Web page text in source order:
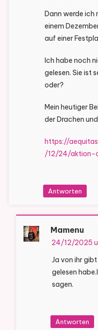
Dann werde ich
einem
auf einer
Ich habe noch
gelesen. Sie ist
oder?
Mein heutiger
der Drachen
https://
/12/24/aktion-
Antworten
Mamenu
24/12/2025
Ja von ihr
gelesen
sagen.
Antworten